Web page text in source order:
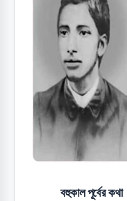
বহুকাল পূর্বের কথা